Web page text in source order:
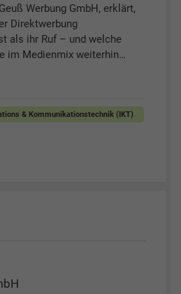
Werbung GmbH, erklärt,
Direktwerbung
als ihr Ruf – und welche
im Medienmix weiterhin…
& Kommunikationstechnik (IKT)